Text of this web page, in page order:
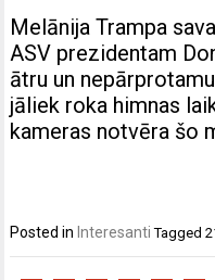
Melānija Trampa
ASV prezidentam
ātru un
jāliek roka himnas
kameras notvēra šo
Posted in Interesanti Tagged